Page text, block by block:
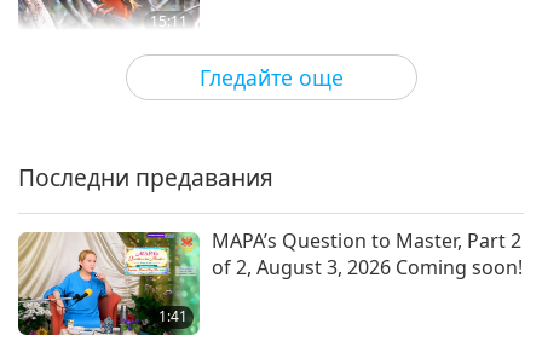
Гледайте още
15:11
Светът на животните: нашите
2023-03-03 4640
15:37
съобитатели
Sea Otter-People: The Coastal
Последни предавания
1:41
MAPA’s Question to Master, Part 2
of 2, August 3, 2026 Coming soon!